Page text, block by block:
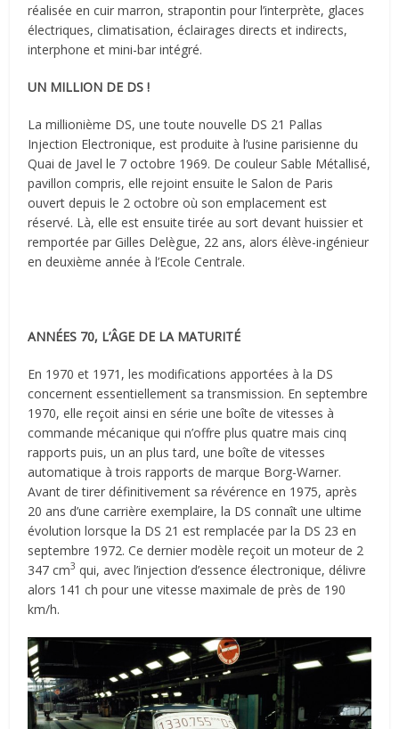
réalisée en cuir marron, strapontin pour l’interprète, glaces
électriques, climatisation, éclairages directs et indirects,
interphone et mini-bar intégré.
UN MILLION DE DS !
La millionième DS, une toute nouvelle DS 21 Pallas
Injection Electronique, est produite à l’usine parisienne du
Quai de Javel le 7 octobre 1969. De couleur Sable Métallisé,
pavillon compris, elle rejoint ensuite le Salon de Paris
ouvert depuis le 2 octobre où son emplacement est
réservé. Là, elle est ensuite tirée au sort devant huissier et
remportée par Gilles Delègue, 22 ans, alors élève-ingénieur
en deuxième année à l’Ecole Centrale.
ANNÉES 70, L’ÂGE DE LA MATURITÉ
En 1970 et 1971, les modifications apportées à la DS
concernent essentiellement sa transmission. En septembre
1970, elle reçoit ainsi en série une boîte de vitesses à
commande mécanique qui n’offre plus quatre mais cinq
rapports puis, un an plus tard, une boîte de vitesses
automatique à trois rapports de marque Borg-Warner.
Avant de tirer définitivement sa révérence en 1975, après
20 ans d’une carrière exemplaire, la DS connaît une ultime
évolution lorsque la DS 21 est remplacée par la DS 23 en
septembre 1972. Ce dernier modèle reçoit un moteur de 2
347 cm3 qui, avec l’injection d’essence électronique, délivre
alors 141 ch pour une vitesse maximale de près de 190
km/h.